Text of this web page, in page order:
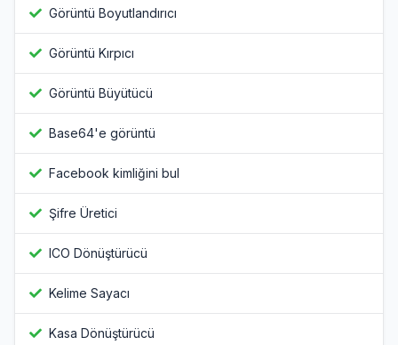
Görüntü Boyutlandırıcı
Görüntü Kırpıcı
Görüntü Büyütücü
Base64'e görüntü
Facebook kimliğini bul
Şifre Üretici
ICO Dönüştürücü
Kelime Sayacı
Kasa Dönüştürücü